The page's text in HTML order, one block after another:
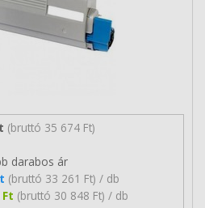
(bruttó 35 674 Ft)
darabos ár
(bruttó 33 261 Ft) / db
Ft (bruttó 30 848 Ft) / db